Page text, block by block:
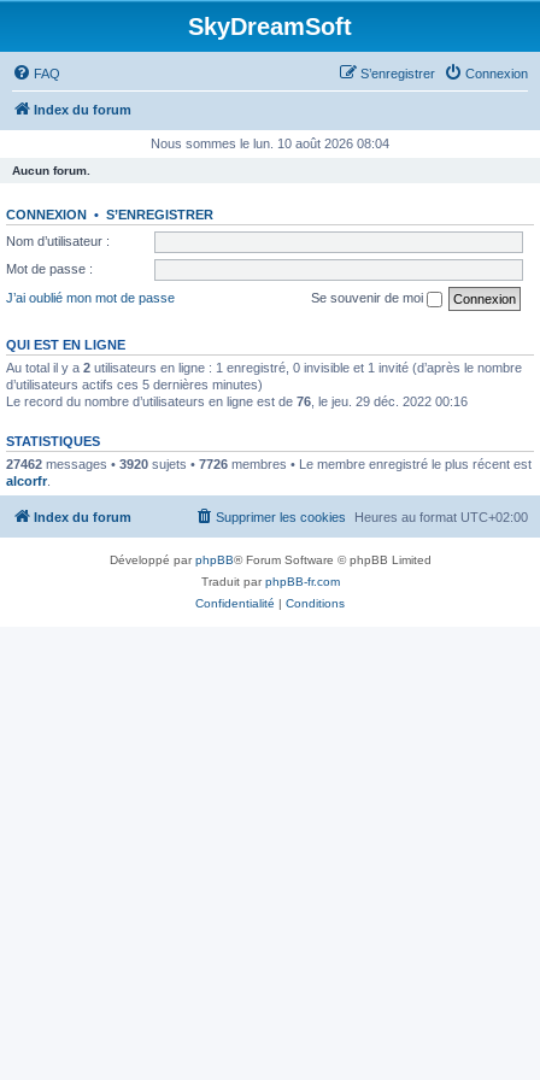
SkyDreamSoft
FAQ Connexion
S’enregistrer
Index du forum
Nous sommes le lun. 10 août 2026 08:04
Aucun forum.
CONNEXION • S’ENREGISTRER
Nom d’utilisateur :
Mot de passe :
J’ai oublié mon mot de passe
Se souvenir de moi
QUI EST EN LIGNE
Au total il y a 2 utilisateurs en ligne : 1 enregistré, 0 invisible et 1 invité (d’après le nombre
d’utilisateurs actifs ces 5 dernières minutes)
Le record du nombre d’utilisateurs en ligne est de 76 , le jeu. 29 déc. 2022 00:16
STATISTIQUES
27462 messages • 3920 sujets • 7726 membres • Le membre enregistré le plus récent est
alcorfr.
Index du forum Heures au format UTC+02:00
Supprimer les cookies
Développé parphpBB® Forum Software © phpBB Limited
Traduit parphpBB-fr.com
Confidentialité | Conditions